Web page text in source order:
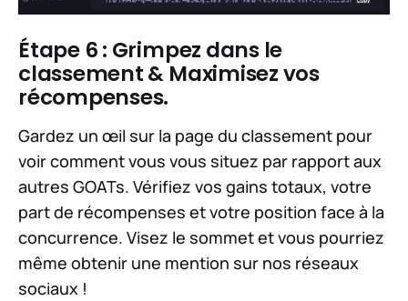
Étape 6 : Grimpez dans le
classement & Maximisez vos
récompenses.
Gardez un œil sur la page du classement pour
voir comment vous vous situez par rapport aux
autres GOATs. Vérifiez vos gains totaux, votre
part de récompenses et votre position face à la
concurrence. Visez le sommet et vous pourriez
même obtenir une mention sur nos réseaux
sociaux !